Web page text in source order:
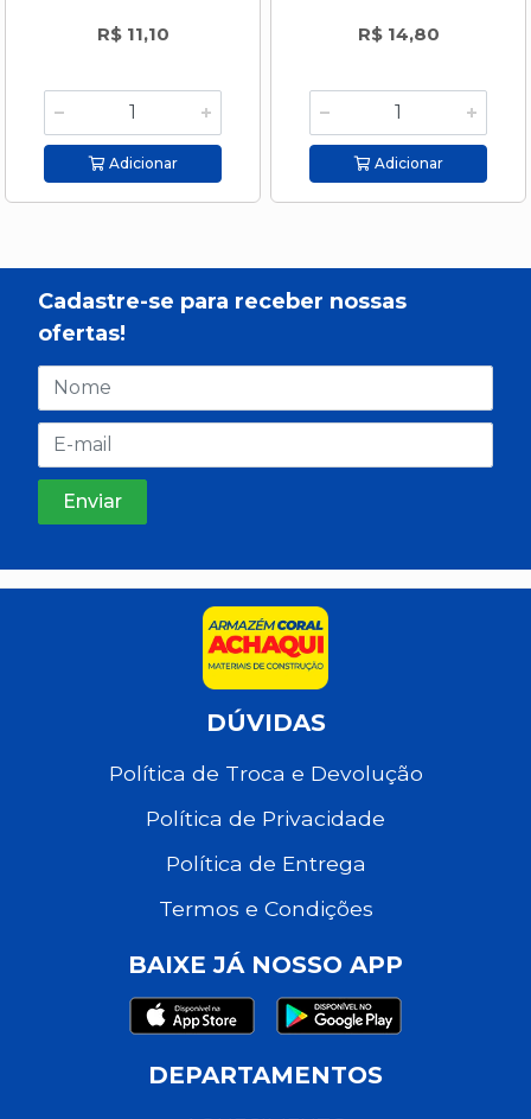
R$ 11,10
Adicionar
R$ 14,80
Adicionar
Cadastre-se para receber nossas
ofertas!
DÚVIDAS
Política de Troca e Devolução
Política de Privacidade
Política de Entrega
Termos e Condições
BAIXE JÁ NOSSO APP
DEPARTAMENTOS